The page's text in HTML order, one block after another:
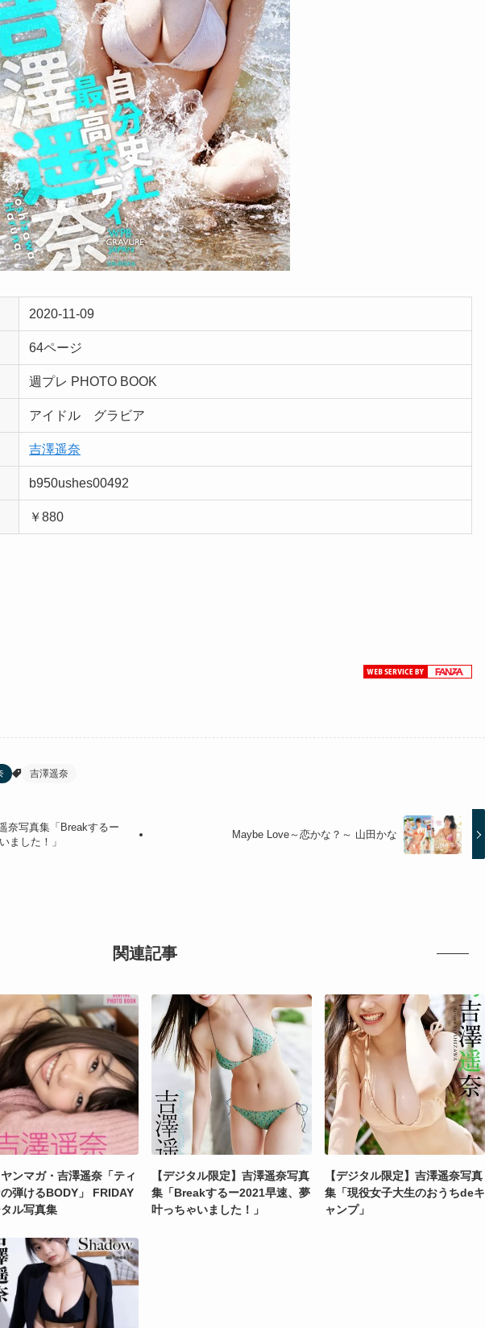
2020-11-09
64ページ
週プレ PHOTO BOOK
アイドル グラビア
吉澤遥奈
b950ushes00492
￥880
吉澤遥奈
奈写真集「Breakするー
ました！」
Maybe Love～恋かな？～ 山田かな
関連記事
ヤンマガ・吉澤遥奈「ティ
弾けるBODY」 FRIDAY
ル写真集
【デジタル限定】吉澤遥奈写真
集「Breakするー2021早速、夢
叶っちゃいました！」
【デジタル限定】吉澤遥奈写真
集「現役女子大生のおうちdeキ
ャンプ」